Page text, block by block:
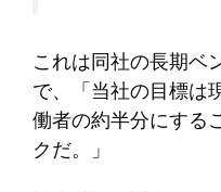
これは同社の長期ベ
で、「当社の目標は
働者の約半分にする
クだ。」